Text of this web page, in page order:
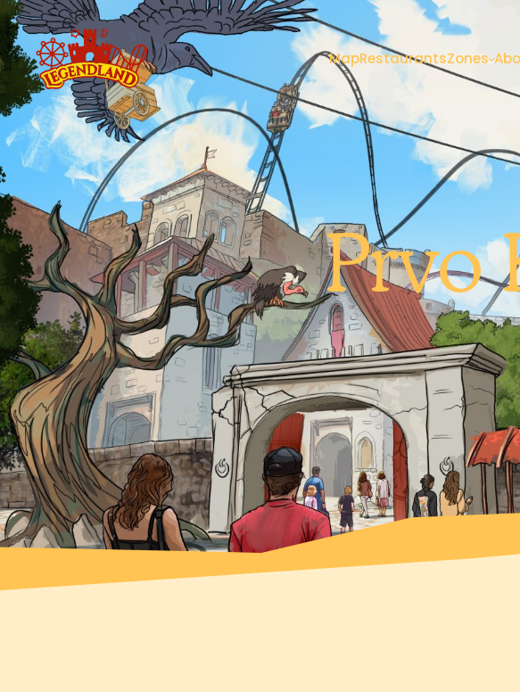
MapRestaurantsZones
Prvo